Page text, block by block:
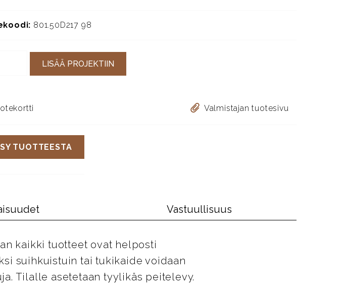
801.50D217 98
LISÄÄ PROJEKTIIN
Valmistajan tuotesivu
TUOTTEESTA
Vastuullisuus
kaikki tuotteet ovat helposti
suihkuistuin tai tukikaide voidaan
Tilalle asetetaan tyylikäs peitelevy.